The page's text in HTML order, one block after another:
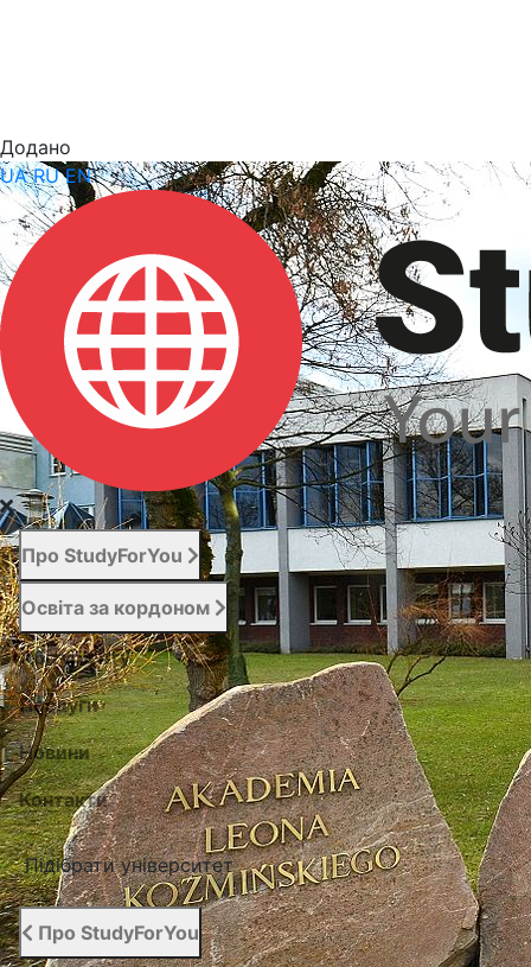
Додано
UA RU EN
Про StudyForYou
Освіта за кордоном
Абітурієнту
Послуги
Новини
Контакти
Підібрати університет
Про StudyForYou